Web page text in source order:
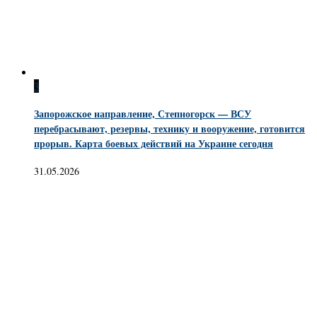
3
Запорожское направление, Степногорск — ВСУ
перебрасывают, резервы, технику и вооружение, готовится
прорыв. Карта боевых действий на Украине сегодня
31.05.2026